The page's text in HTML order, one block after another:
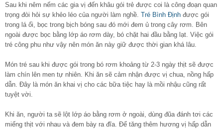
Sau khi nêm nếm các gia vị đến khâu gói trẻ được coi là công đoạn quan
trọng đòi hỏi sự khẻo léo của người làm nghề. Tré Bình Định được gói
trong lá ổi, bọc trong bịch bóng sau đó mới đem ủ trong cây rơm. Bên
ngoài được bọc bằng lớp áo rơm dày, bó chặt hai đầu bằng lạt. Việc gói
tré công phu như vậy nên món ăn này giữ được thời gian khá lâu.
Món tré sau khi được gói trong bó rơm khoảng từ 2-3 ngày thịt sẽ được
làm chín lên men tự nhiên. Khi ăn sẽ cảm nhận được vị chua, nồng hấp
dẫn. Đây là món ăn khai vị cho các bữa tiệc hay là mồi nhậu cũng rất
tuyệt vời.
Khi ăn, người ta sẽ lột lớp áo bằng rơm ở ngoài, dùng đũa đánh tơi các
miếng thịt với nhau và đem bày ra đĩa. Để tăng thêm hương vị hấp dẫn